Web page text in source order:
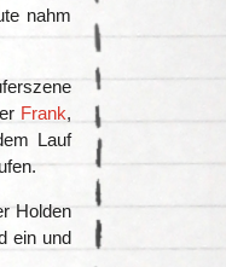
nahm
Frank,
Lauf
Holden
ein und